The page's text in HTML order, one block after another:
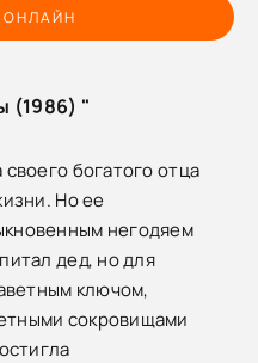
(1986) "
богатого отца
Но ее
негодяем
дед, но для
ключом,
сокровищами